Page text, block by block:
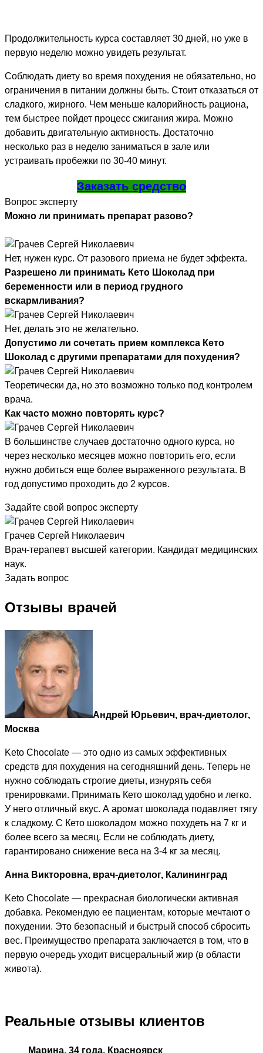
Продолжительность курса составляет 30 дней, но уже в
первую неделю можно увидеть результат.
Соблюдать диету во время похудения не обязательно, но
ограничения в питании должны быть. Стоит отказаться от
сладкого, жирного. Чем меньше калорийность рациона,
тем быстрее пойдет процесс сжигания жира. Можно
добавить двигательную активность. Достаточно
несколько раз в неделю заниматься в зале или
устраивать пробежки по 30-40 минут.
Заказать средство
Вопрос эксперту
Можно ли принимать препарат разово?
Нет, нужен курс. От разового приема не будет эффекта.
Разрешено ли принимать Кето Шоколад при
беременности или в период грудного
вскармливания?
Нет, делать это не желательно.
Допустимо ли сочетать прием комплекса Кето
Шоколад с другими препаратами для похудения?
Теоретически да, но это возможно только под контролем
врача.
Как часто можно повторять курс?
В большинстве случаев достаточно одного курса, но
через несколько месяцев можно повторить его, если
нужно добиться еще более выраженного результата. В
год допустимо проходить до 2 курсов.
Задайте свой вопрос эксперту
Грачев Сергей Николаевич
Врач-терапевт высшей категории. Кандидат медицинских
наук.
Задать вопрос
Отзывы врачей
Андрей Юрьевич, врач-диетолог,
Москва
Keto Chocolate — это одно из самых эффективных
средств для похудения на сегодняшний день. Теперь не
нужно соблюдать строгие диеты, изнурять себя
тренировками. Принимать Кето шоколад удобно и легко.
У него отличный вкус. А аромат шоколада подавляет тягу
к сладкому. С Кето шоколадом можно похудеть на 7 кг и
более всего за месяц. Если не соблюдать диету,
гарантировано снижение веса на 3-4 кг за месяц.
Анна Викторовна, врач-диетолог, Калининград
Keto Chocolate — прекрасная биологически активная
добавка. Рекомендую ее пациентам, которые мечтают о
похудении. Это безопасный и быстрый способ сбросить
вес. Преимущество препарата заключается в том, что в
первую очередь уходит висцеральный жир (в области
живота).
Реальные отзывы клиентов
Марина, 34 года, Красноярск